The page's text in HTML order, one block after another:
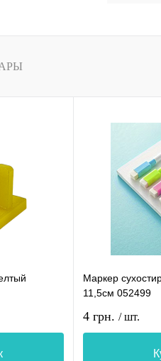
Маркер
11,5см 052499
4 грн. / шт.